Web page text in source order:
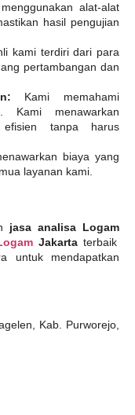
alat-alat
hasil pengujian
kami terdiri dari para
pertambangan dan
Kami memahami
Kami menawarkan
tanpa harus
biaya yang
layanan kami.
jasa analisa Logam
Jakarta terbaik
untuk mendapatkan
Kab. Purworejo,